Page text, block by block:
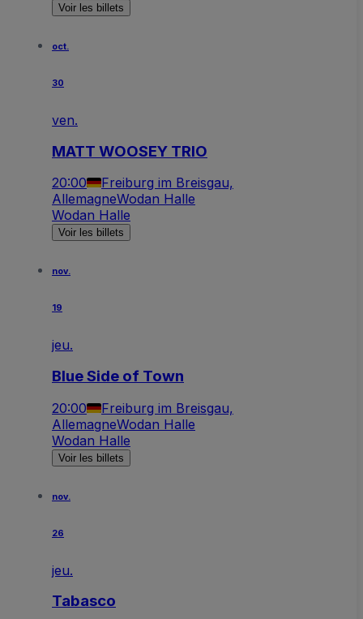
Voir les billets
oct.
30
ven.
MATT WOOSEY TRIO
20:00
Freiburg im Breisgau,
AllemagneWodan Halle
Wodan Halle
Voir les billets
nov.
19
jeu.
Blue Side of Town
20:00
Freiburg im Breisgau,
AllemagneWodan Halle
Wodan Halle
Voir les billets
nov.
26
jeu.
Tabasco